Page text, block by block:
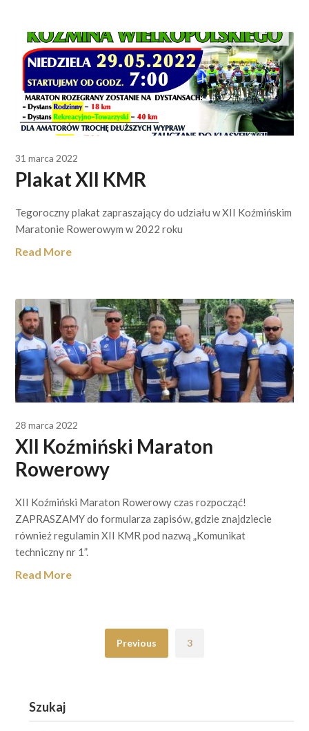
31 marca 2022
Plakat XII KMR
Tegoroczny plakat zapraszający do udziału w XII Koźmińskim
Maratonie Rowerowym w 2022 roku
Read More
28 marca 2022
XII Koźmiński Maraton
Rowerowy
XII Koźmiński Maraton Rowerowy czas rozpocząć!
ZAPRASZAMY do formularza zapisów, gdzie znajdziecie
również regulamin XII KMR pod nazwą „Komunikat
techniczny nr 1”.
Read More
Previous 3
Szukaj